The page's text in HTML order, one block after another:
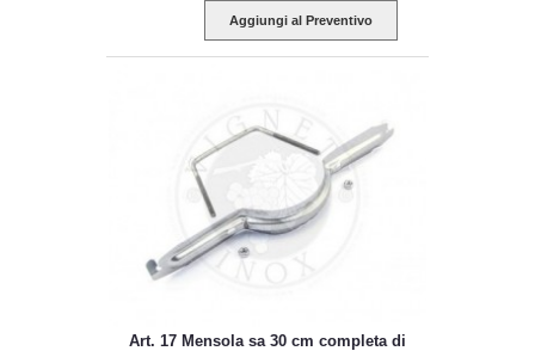
Aggiungi al Preventivo
Art. 17 Mensola sa 30 cm completa di